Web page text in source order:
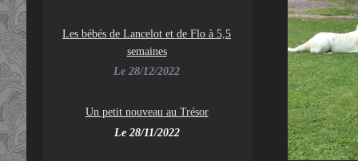
Les bébés de Lancelot et de Flo à 5,5
semaines
Le 28/12/2022
Un petit nouveau au Trésor
Le 28/11/2022